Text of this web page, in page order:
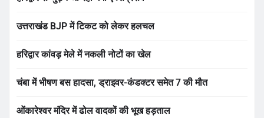
उत्तराखंड BJP में टिकट को लेकर हलचल
हरिद्वार कांवड़ मेले में नकली नोटों का खेल
चंबा में भीषण बस हादसा, ड्राइवर-कंडक्टर समेत 7 की मौत
ओंकारेश्वर मंदिर में ढोल वादकों की भूख हड़ताल